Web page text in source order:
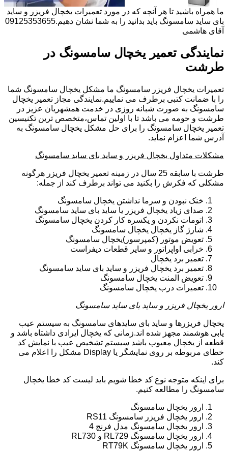
ما همراه باشید تا هر آنچه که در مورد تعمیرات یخچال فریزر و ساید
بای ساید سامسونگ باید بدانید را به شما نشان دهیم.09125353655
آقای هاشمی
نمایندگی تعمیر یخچال سامسونگ در
طرشت
تعمیرات یخچال فریزر سامسونگ ما مشکل یخچال سامسونگ شما
را با ضمانت کتبی برطرف می نماییم.نمایندگی مجاز تعمیر یخچال
سامسونگ به صورت شبانه روزی در خدمت همشهریان عزیز در
طرشت و حومه می باشد تا با اولین تماس،متخصص ترین تکنیسین
تعمیر یخچال سامسونگ را برای حل مشکل یخچال سامسونگ به
آدرس شما اعزام نماید.
مشکلات متداول یخچال فریزر و ساید بای ساید سامسونگ
طرشت با سابقه 25 سال در زمینه تعمیر یخچال فریزر هرگونه
مشکلی که فکرش را بکنید می تواند برطرف کند از جمله:
خنک نبودن و سرما نداشتن یخچال سامسونگ
صدای زیاد یخچال فریزر یا ساید بای ساید سامسونگ
اتومات نکردن و یکسره کار کردن یخچال سامسونگ
شارژ گاز یخچال یخچال سامسونگ
تعویض موتور (کمپرسور)یخچال سامسونگ
خرابی اواپراتور و سایر قطعات دیفراست
تعمیر برد یخچال
تعمیر برد یخچال فریزر و ساید بای ساید سامسونگ
تعویض المنت یخچال سامسونگ
تعمیرات درب یخچال سامسونگ
ارور یخچال فریزر و ساید بای ساید سامسونگ
یخچال فریزرها و ساید بای سایدهای سامسونگ به سیستم عیب
یابی هوشمند مجهز شده اند.زمانی که یخچال ایرادی داشتاه باشد و
قطعه از یخچال معیوب باشد سیستم تشخیص عیب با نمایش کد
خطای مربوطه بر روی نمایشگر یا Display مشکل را اعلام می
کند.
برای اینکه متوجه نوع کد خطا شویم باید لیست کد خطا یخچال
سامسونگ را مطالعه کنیم.
ارور یخچال سامسونگ
ارور یخچال فریزر سامسونگ RS11
ارور یخچال سامسونگ مدل فرنچ 4
ارور یخچال سامسونگ RL729 و RL730
ارور یخچال سامسونگ RT79K